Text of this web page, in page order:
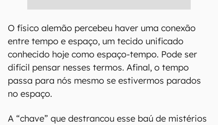
O físico alemão percebeu haver uma conexão
entre tempo e espaço, um tecido unificado
conhecido hoje como espaço-tempo. Pode ser
difícil pensar nesses termos. Afinal, o tempo
passa para nós mesmo se estivermos parados
no espaço.
A “chave” que destrancou esse baú de mistérios